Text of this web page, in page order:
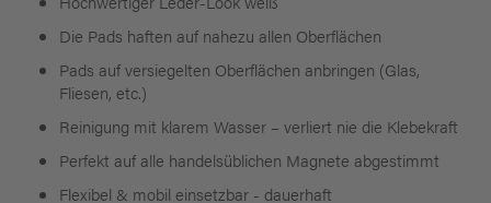
Die Pads haften auf nahezu allen Oberflächen
Pads auf versiegelten Oberflächen anbringen (Glas,
Fliesen, etc.)
Reinigung mit klarem Wasser – verliert nie die Klebekraft
Perfekt auf alle handelsüblichen Magnete abgestimmt
Flexibel & mobil einsetzbar - dauerhaft